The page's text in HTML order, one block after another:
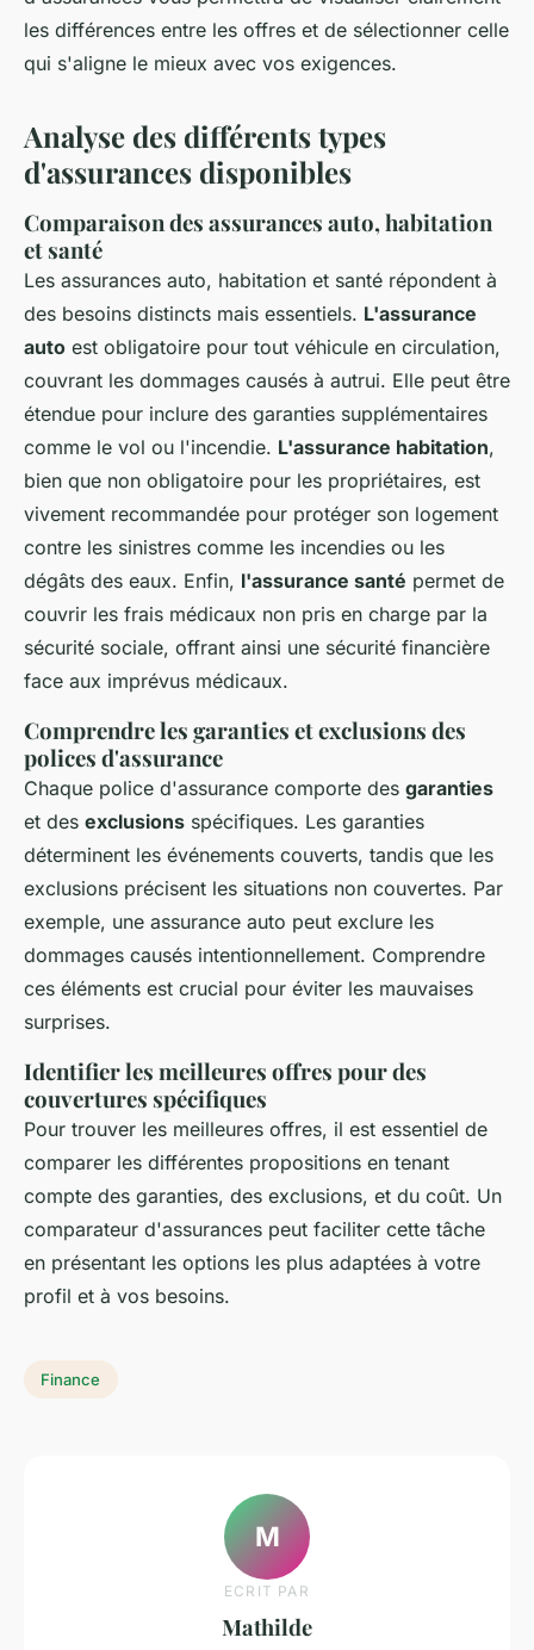
les différences entre les offres et de sélectionner celle
qui s'aligne le mieux avec vos exigences.
Analyse des différents types
d'assurances disponibles
Comparaison des assurances auto, habitation
et santé
Les assurances auto, habitation et santé répondent à
des besoins distincts mais essentiels. L'assurance
auto est obligatoire pour tout véhicule en circulation,
couvrant les dommages causés à autrui. Elle peut être
étendue pour inclure des garanties supplémentaires
comme le vol ou l'incendie. L'assurance habitation,
bien que non obligatoire pour les propriétaires, est
vivement recommandée pour protéger son logement
contre les sinistres comme les incendies ou les
dégâts des eaux. Enfin, l'assurance santé permet de
couvrir les frais médicaux non pris en charge par la
sécurité sociale, offrant ainsi une sécurité financière
face aux imprévus médicaux.
Comprendre les garanties et exclusions des
polices d'assurance
Chaque police d'assurance comporte des garanties
et des exclusions spécifiques. Les garanties
déterminent les événements couverts, tandis que les
exclusions précisent les situations non couvertes. Par
exemple, une assurance auto peut exclure les
dommages causés intentionnellement. Comprendre
ces éléments est crucial pour éviter les mauvaises
surprises.
Identifier les meilleures offres pour des
couvertures spécifiques
Pour trouver les meilleures offres, il est essentiel de
comparer les différentes propositions en tenant
compte des garanties, des exclusions, et du coût. Un
comparateur d'assurances peut faciliter cette tâche
en présentant les options les plus adaptées à votre
profil et à vos besoins.
Finance
M
ECRIT PAR
Mathilde